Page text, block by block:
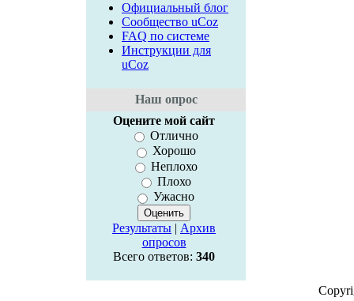
Официальный блог
Сообщество uCoz
FAQ по системе
Инструкции для
uCoz
Наш опрос
Оцените мой сайт
Отлично
Хорошо
Неплохо
Плохо
Ужасно
Результаты | Архив
опросов
Всего ответов: 340